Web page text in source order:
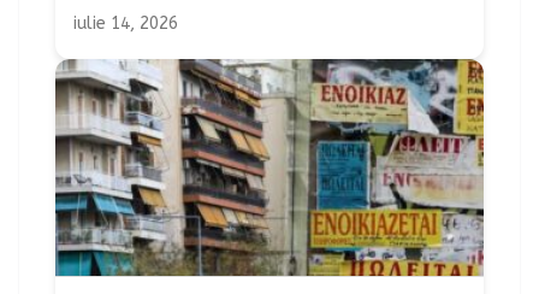
iulie 14, 2026